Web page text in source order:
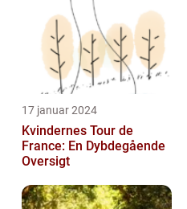
17 januar 2024
Kvindernes Tour de
France: En Dybdegående
Oversigt